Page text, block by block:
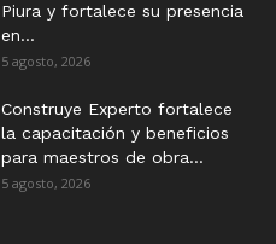
Piura y fortalece su presencia
en...
5 agosto, 2026
Construye Experto fortalece
la capacitación y beneficios
para maestros de obra...
5 agosto, 2026